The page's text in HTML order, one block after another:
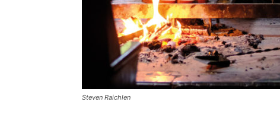
Steven Raichlen